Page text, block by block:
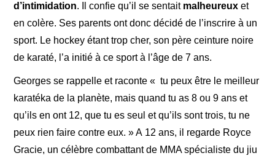
d’intimidation. Il confie qu’il se sentait malheureux et
en colère. Ses parents ont donc décidé de l’inscrire à un
sport. Le hockey étant trop cher, son père ceinture noire
de karaté, l’a initié à ce sport à l’âge de 7 ans.
Georges se rappelle et raconte « tu peux être le meilleur
karatéka de la planète, mais quand tu as 8 ou 9 ans et
qu’ils en ont 12, que tu es seul et qu’ils sont trois, tu ne
peux rien faire contre eux. » A 12 ans, il regarde Royce
Gracie, un célèbre combattant de MMA spécialiste du jiu